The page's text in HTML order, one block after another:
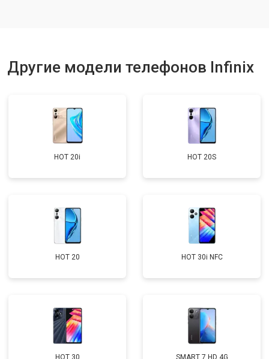
Другие модели телефонов Infinix
HOT 20i HOT 20S
HOT 20 HOT 30i NFC
HOT 30 SMART 7 HD 4G